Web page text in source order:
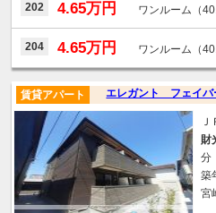
202 4.65万円 ワンルーム（
204 4.65万円 ワンルーム（
エレガント フェイバ
賃貸アパート
財
分
築
宮